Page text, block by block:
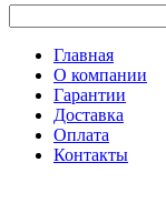
Главное меню
Главная
О компании
Гарантии
Доставка
Оплата
Контакты